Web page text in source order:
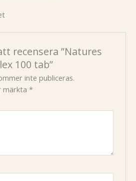
recensera ”Natures
100 tab”
inte publiceras.
märkta*